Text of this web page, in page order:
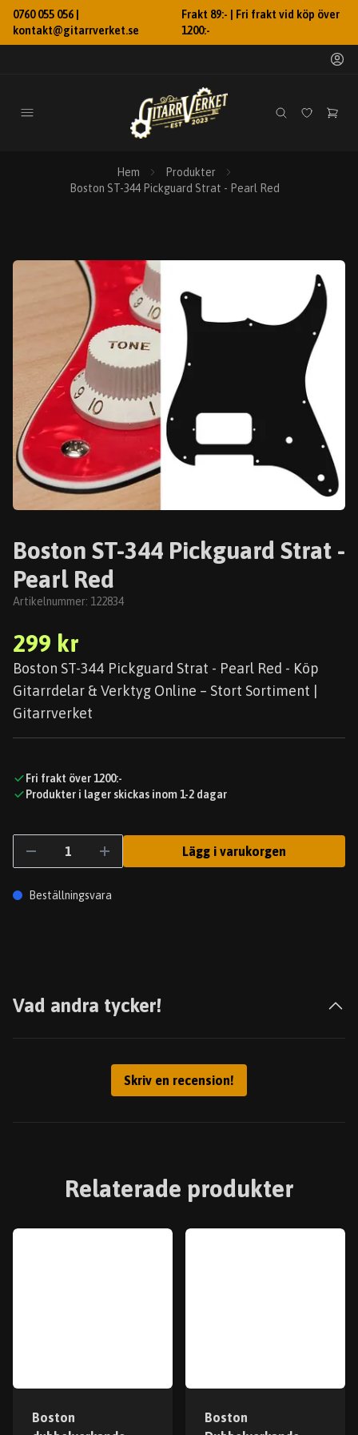
0760 055 056 |
kontakt@gitarrverket.se
Frakt 89:- | Fri frakt vid köp över
1200:-
Hem
Produkter
Boston ST-344 Pickguard Strat - Pearl Red
Boston ST-344 Pickguard Strat -
Pearl Red
Artikelnummer: 122834
299 kr
Boston ST-344 Pickguard Strat - Pearl Red - Köp
Gitarrdelar & Verktyg Online – Stort Sortiment |
Gitarrverket
Fri frakt över 1200:-
Produkter i lager skickas inom 1-2 dagar
Lägg i varukorgen
Beställningsvara
Vad andra tycker!
Skriv en recension!
Relaterade produkter
Boston
Boston